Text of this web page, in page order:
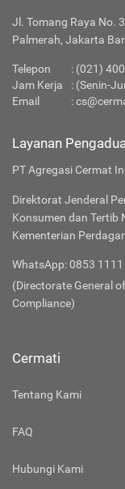
Jl. Tomang Raya No.
Palmerah, Jakarta
Telepon : (021)
Jam Kerja
: (Senin-
Email
:
Layanan
PT Agregasi Cermat
Direktorat Jenderal
Konsumen dan Tertib
Kementerian
WhatsApp: 0853
(Directorate General
Compliance)
Cermati
Tentang Kami
FAQ
Hubungi Kami